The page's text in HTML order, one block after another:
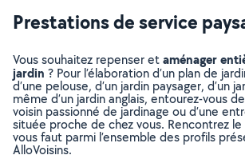
Prestations de service
Vous souhaitez repenser etaménager
jardin ? Pour l’élaboration d’un plan de
d’une pelouse, d’un jardin paysager, d’un
même d’un jardin anglais, entourez-vous
voisin passionné de jardinage ou d’une
située proche de chez vous. Rencontrez le
vous faut parmi l’ensemble des profils
AlloVoisins.